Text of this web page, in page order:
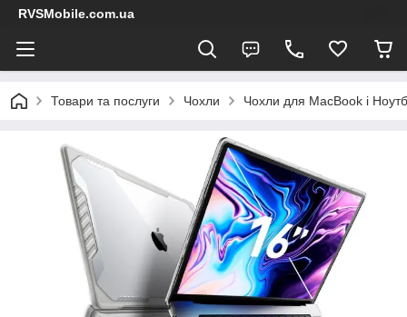
RVSMobile.com.ua
Товари та послуги Чохли Чохли для MacBook і